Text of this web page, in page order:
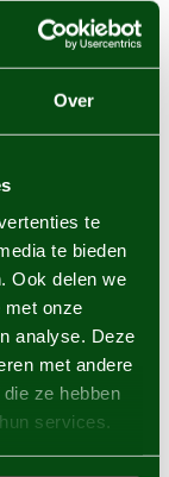
Over
te
te bieden
Ook delen we
met onze
analyse. Deze
met andere
ze hebben
services.
€5,95
€4,95